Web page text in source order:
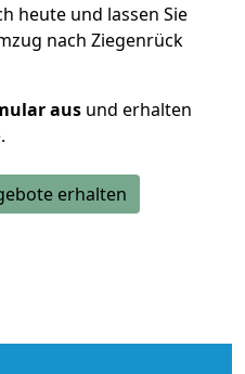
heute und lassen Sie
nach Ziegenrück
aus und erhalten
erhalten